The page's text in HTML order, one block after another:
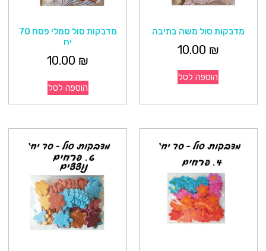
מדבקות סול משה בתיבה
10.00 ₪
הוספה לסל
מדבקות סול סמלי פסח 70
יח
10.00 ₪
הוספה לסל